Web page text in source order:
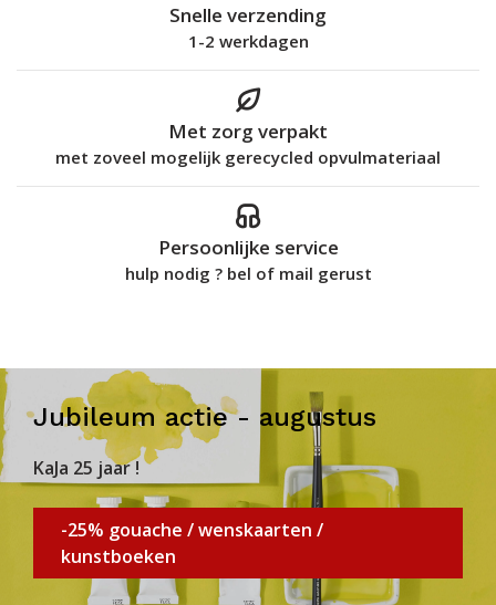
Snelle verzending
1-2 werkdagen
Met zorg verpakt
met zoveel mogelijk gerecycled opvulmateriaal
Persoonlijke service
hulp nodig ? bel of mail gerust
Jubileum actie - augustus
KaJa 25 jaar !
-25% gouache / wenskaarten /
kunstboeken